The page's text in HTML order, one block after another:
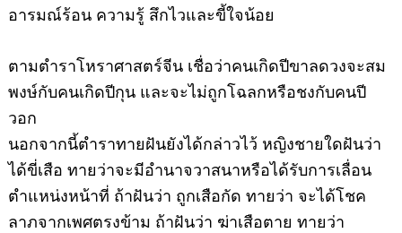
อารมณ์ร้อน ความรู้ สึกไวและขี้ใจน้อย
ตามตำราโหราศาสตร์จีน เชื่อว่าคนเกิดปีขาลดวงจะสม
พงษ์กับคนเกิดปีกุน และจะไม่ถูกโฉลกหรือชงกับคนปี
วอก
นอกจากนี้ตำราทายฝันยังได้กล่าวไว้ หญิงชายใดฝันว่า
ได้ขี่เสือ ทายว่าจะมีอำนาจวาสนาหรือได้รับการเลื่อน
ตำแหน่งหน้าที่ ถ้าฝันว่า ถูกเสือกัด ทายว่า จะได้โชค
ลาภจากเพศตรงข้าม ถ้าฝันว่า ฆ่าเสือตาย ทายว่า